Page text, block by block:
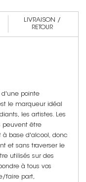
LIVRAISON /
RETOUR
d'une pointe
le marqueur idéal
les artistes. Les
peuvent être
à base d'alcool, donc
et sans traverser le
utilisés sur des
à tous vos
faire part,